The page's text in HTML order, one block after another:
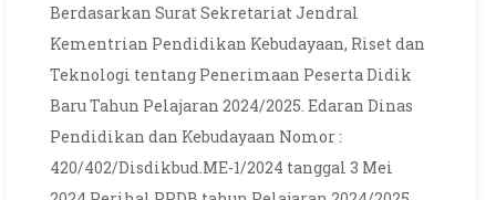
PPDB
SMP
Negeri
7
Muara
Enim
Tahun
Berdasarkan Surat Sekretariat Jendral
Kementrian Pendidikan Kebudayaan, Riset dan
Teknologi tentang Penerimaan Peserta Didik
Baru Tahun Pelajaran 2024/2025. Edaran Dinas
Pendidikan dan Kebudayaan Nomor :
420/402/Disdikbud.ME-1/2024 tanggal 3 Mei